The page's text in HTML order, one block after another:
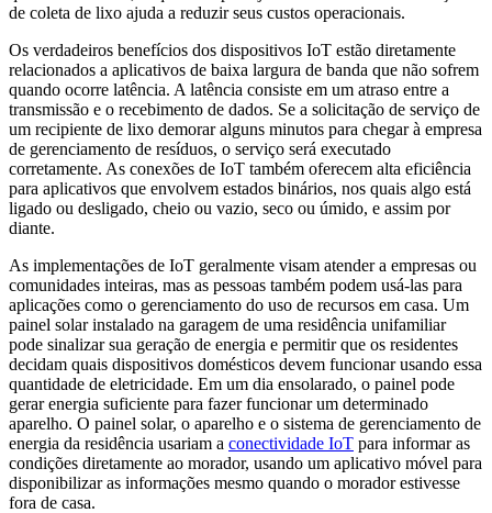
de coleta de lixo ajuda a reduzir seus custos operacionais.
Os verdadeiros benefícios dos dispositivos IoT estão diretamente
relacionados a aplicativos de baixa largura de banda que não sofrem
quando ocorre latência. A latência consiste em um atraso entre a
transmissão e o recebimento de dados. Se a solicitação de serviço de
um recipiente de lixo demorar alguns minutos para chegar à empresa
de gerenciamento de resíduos, o serviço será executado
corretamente. As conexões de IoT também oferecem alta eficiência
para aplicativos que envolvem estados binários, nos quais algo está
ligado ou desligado, cheio ou vazio, seco ou úmido, e assim por
diante.
As implementações de IoT geralmente visam atender a empresas ou
comunidades inteiras, mas as pessoas também podem usá-las para
aplicações como o gerenciamento do uso de recursos em casa. Um
painel solar instalado na garagem de uma residência unifamiliar
pode sinalizar sua geração de energia e permitir que os residentes
decidam quais dispositivos domésticos devem funcionar usando essa
quantidade de eletricidade. Em um dia ensolarado, o painel pode
gerar energia suficiente para fazer funcionar um determinado
aparelho. O painel solar, o aparelho e o sistema de gerenciamento de
energia da residência usariam a conectividade IoT para informar as
condições diretamente ao morador, usando um aplicativo móvel para
disponibilizar as informações mesmo quando o morador estivesse
fora de casa.